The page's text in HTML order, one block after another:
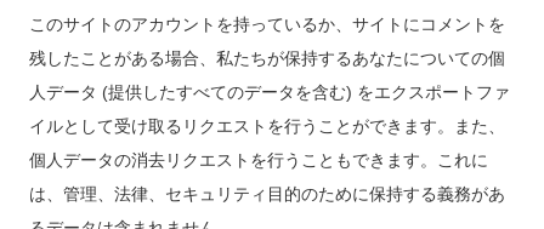
このサイトのアカウントを持っているか、サイトにコメントを
残したことがある場合、私たちが保持するあなたについての個
人データ (提供したすべてのデータを含む) をエクスポートファ
イルとして受け取るリクエストを行うことができます。また、
個人データの消去リクエストを行うこともできます。これに
は、管理、法律、セキュリティ目的のために保持する義務があ